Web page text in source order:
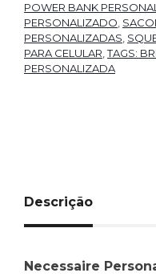
POWER BANK
PERSONALIZADO,
PERSONALIZADAS,
PARA CELULAR,TAGS:
PERSONALIZADA
Descrição
Necessaire